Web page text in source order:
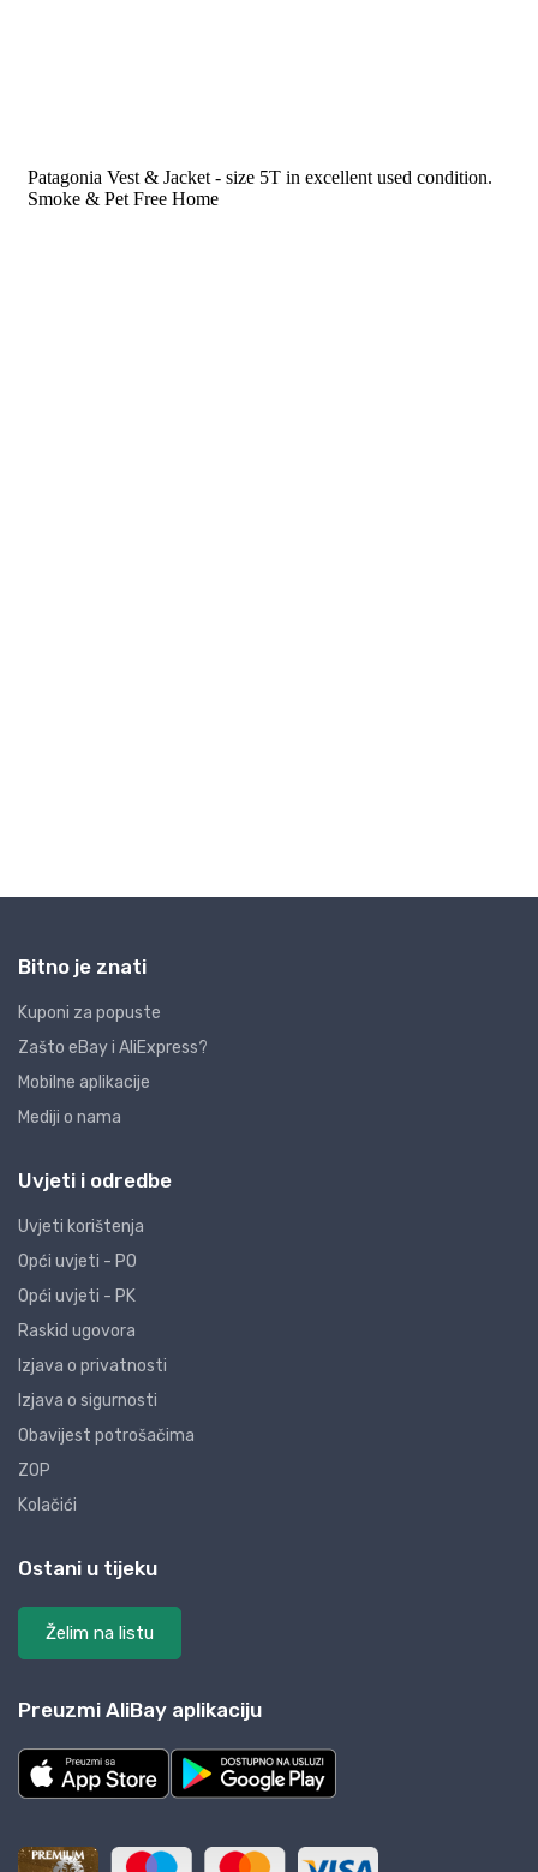
Bitno je znati
Kuponi za popuste
Zašto eBay i AliExpress?
Mobilne aplikacije
Mediji o nama
Uvjeti i odredbe
Uvjeti korištenja
Opći uvjeti - PO
Opći uvjeti - PK
Raskid ugovora
Izjava o privatnosti
Izjava o sigurnosti
Obavijest potrošačima
ZOP
Kolačići
Ostani u tijeku
Želim na listu
Preuzmi AliBay aplikaciju